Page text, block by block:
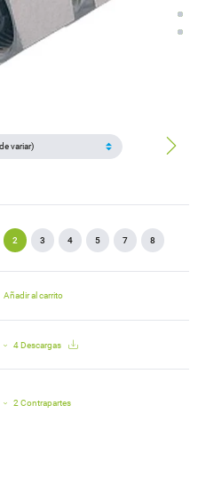
2 3 4 5 7 8
Añadir al carrito
4 Descargas
2 Contrapartes